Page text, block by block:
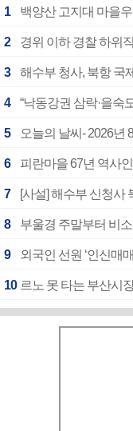
1 백양산 고지대 마을
2 경위 이하 경찰 하위
3 해수부 청사, 북항 국
4 “낙동강권 삼락·을숙
5 오늘의 날씨- 2026년
6 피란마을 67년 역사
7 [사설] 해수부 신청사
8 부울경 주말부터 비
9 외국인 선원 ‘인신매
10 르노 못 타는 부산시